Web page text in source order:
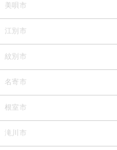
美唄市
江別市
紋別市
名寄市
根室市
滝川市